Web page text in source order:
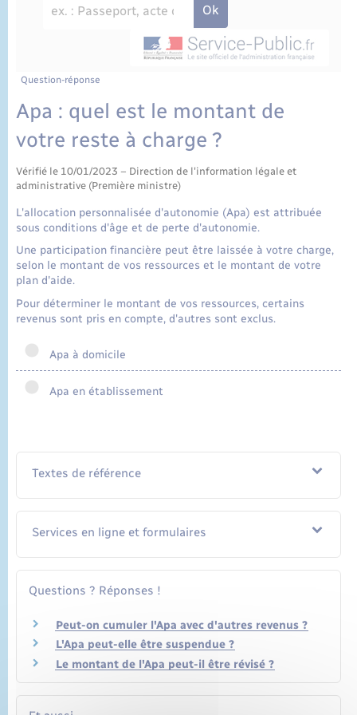
État civil
Cimetière communal
Question-réponse
Apa : quel est le montant de
votre reste à charge ?
Vérifié le 10/01/2023 – Direction de l'information légale et
administrative (Première ministre)
L'allocation personnalisée d'autonomie (Apa) est attribuée
sous conditions d'âge et de perte d'autonomie.
Une participation financière peut être laissée à votre charge,
selon le montant de vos ressources et le montant de votre
plan d'aide.
Pour déterminer le montant de vos ressources, certains
revenus sont pris en compte, d'autres sont exclus.
Apa à domicile
Apa en établissement
Textes de référence
Services en ligne et formulaires
Questions ? Réponses !
Peut-on cumuler l'Apa avec d'autres revenus ?
L'Apa peut-elle être suspendue ?
Le montant de l'Apa peut-il être révisé ?